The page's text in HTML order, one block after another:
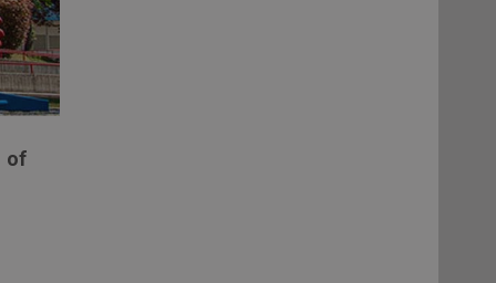
of